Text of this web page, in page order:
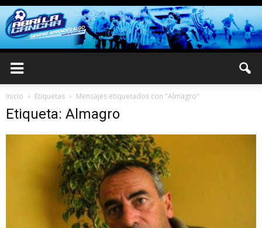
Inicio Etiquetas Mensajes etiquetados con "Almagro"
Etiqueta: Almagro